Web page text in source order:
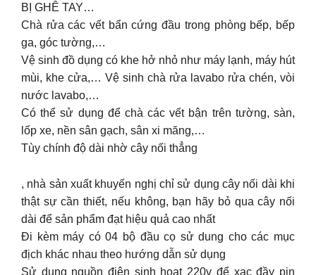
BỊ GHÊ TAY…
Chà rửa các vết bẩn cứng đầu trong phòng bếp, bếp
ga, góc tường,…
Vệ sinh đồ dụng có khe hở nhỏ như máy lạnh, máy hút
mùi, khe cửa,… Vệ sinh chà rửa lavabo rửa chén, vòi
nước lavabo,…
Có thể sử dụng để chà các vết bận trên tường, sàn,
lốp xe, nền sân gạch, sân xi măng,…
Tùy chính độ dài nhờ cây nối thẳng
, nhà sản xuất khuyến nghị chỉ sử dụng cây nối dài khi
thật sự cần thiết, nếu không, bạn hãy bỏ qua cây nối
dài để sản phẩm đạt hiệu quả cao nhất
Đi kèm máy có 04 bộ đầu cọ sử dung cho các mục
địch khác nhau theo hướng dẫn sử dụng
Sử dụng nguồn điện sinh hoạt 220v để xạc đầy pin